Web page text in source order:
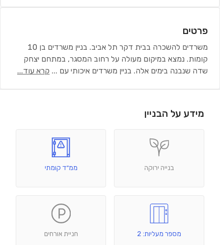
פרטים
משרדים להשכרה בבית דקר תל אביב. בניין משרדים בן 10
קומות. נמצא במיקום מעולה על רחוב המסגר, במתחם יצחק
שדה שנבנה בימים אלה. בניין משרדים איכותי עם ... קרא עוד...
מידע על הבניין
בנייה ירוקה ממ״ד קומתי
מספר מעליות: 2 חניית אורחים